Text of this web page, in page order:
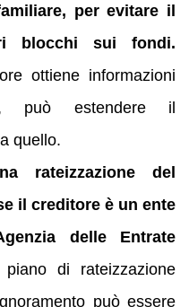
per evitare il
blocchi sui fondi.
ottiene informazioni
può estendere il
quello.
rateizzazione del
il creditore è un ente
delle Entrate
di rateizzazione
può essere